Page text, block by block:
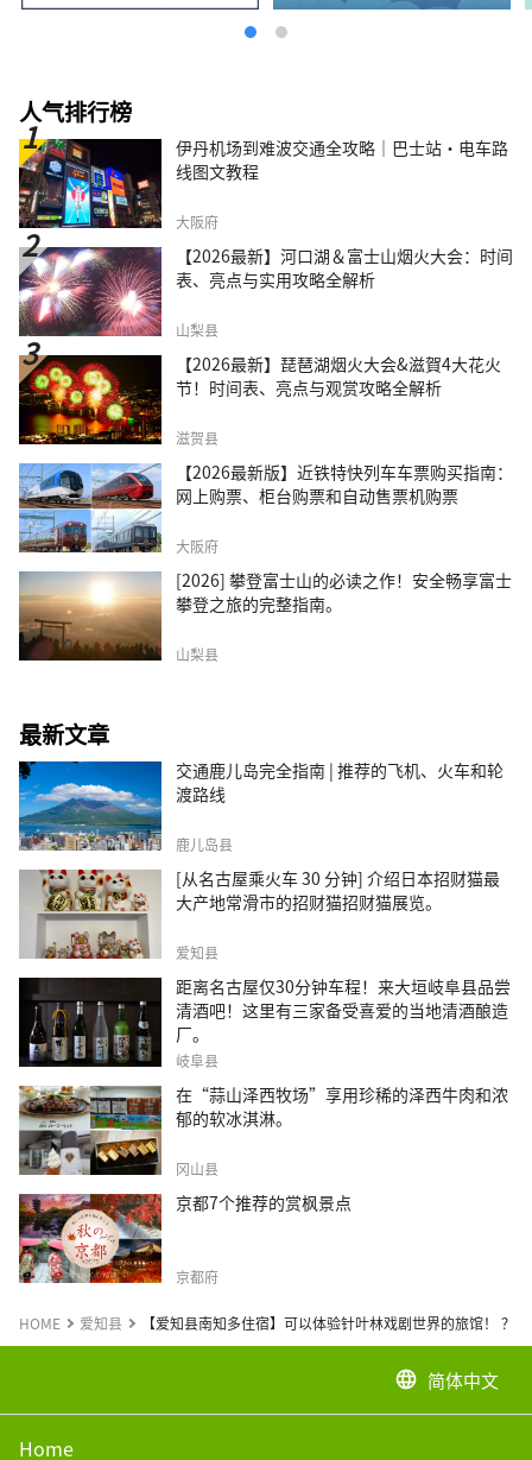
人气排行榜
伊丹机场到难波交通全攻略｜巴士站・电车路
线图文教程
大阪府
【2026最新】河口湖＆富士山烟火大会：时间
表、亮点与实用攻略全解析
山梨县
【2026最新】琵琶湖烟火大会&滋賀4大花火
节！时间表、亮点与观赏攻略全解析
滋贺县
【2026最新版】近铁特快列车车票购买指南：
网上购票、柜台购票和自动售票机购票
大阪府
[2026] 攀登富士山的必读之作！安全畅享富士
攀登之旅的完整指南。
山梨县
最新文章
交通鹿儿岛完全指南 | 推荐的飞机、火车和轮
渡路线
鹿儿岛县
[从名古屋乘火车 30 分钟] 介绍日本招财猫最
大产地常滑市的招财猫招财猫展览。
爱知县
距离名古屋仅30分钟车程！来大垣岐阜县品尝
清酒吧！这里有三家备受喜爱的当地清酒酿造
厂。
岐阜县
在“蒜山泽西牧场”享用珍稀的泽西牛肉和浓
郁的软冰淇淋。
冈山县
京都7个推荐的赏枫景点
京都府
HOME 爱知县 【爱知县南知多住宿】可以体验针叶林戏剧世界的旅馆！ ？
language 简体中文
Home